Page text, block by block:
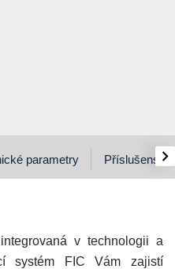
parametry Příslušenství
›
v technologii a
systém FIC Vám zajistí